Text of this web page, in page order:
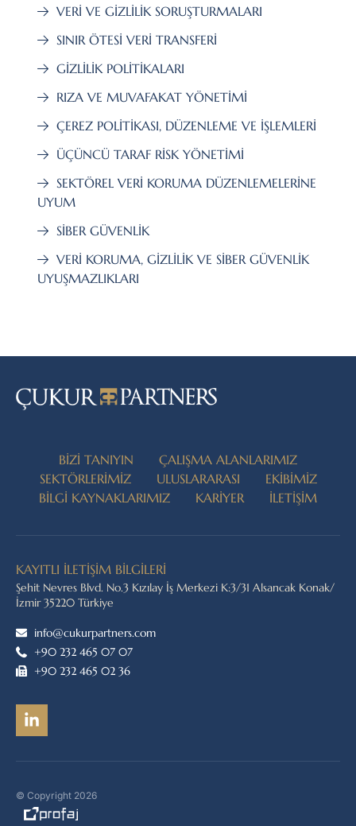
VERİ VE GİZLİLİK SORUŞTURMALARI
SINIR ÖTESİ VERİ TRANSFERİ
GİZLİLİK POLİTİKALARI
RIZA VE MUVAFAKAT YÖNETİMİ
ÇEREZ POLİTİKASI, DÜZENLEME VE İŞLEMLERİ
ÜÇÜNCÜ TARAF RİSK YÖNETİMİ
SEKTÖREL VERİ KORUMA DÜZENLEMELERİNE
UYUM
SİBER GÜVENLİK
VERİ KORUMA, GİZLİLİK VE SİBER GÜVENLİK
UYUŞMAZLIKLARI
BİZİ TANIYIN
ÇALIŞMA ALANLARIMIZ
SEKTÖRLERİMİZ
ULUSLARARASI
EKİBİMİZ
BİLGİ KAYNAKLARIMIZ
KARİYER İLETİŞİM
KAYITLI İLETİŞİM BİLGİLERİ
Şehit Nevres Blvd. No.3 Kızılay İş Merkezi K:3/31 Alsancak Konak/
İzmir 35220 Türkiye
info@cukurpartners.com
+90 232 465 07 07
+90 232 465 02 36
© Copyright 2026